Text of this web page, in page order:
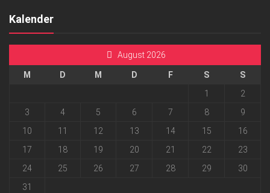
Kalender
August 2026
M D M D F S
S
1
2
3
4 5 6 7 8
9
10
11 12 13 14 15
16
17
18 19 20 21 22
23
24
25 26 27 28 29
30
31